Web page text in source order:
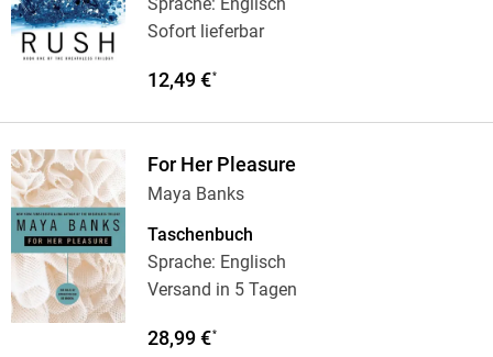
Sprache: Englisch
Sofort lieferbar
12,49 €*
For Her Pleasure
Maya Banks
Taschenbuch
Sprache: Englisch
Versand in 5 Tagen
28,99 €*